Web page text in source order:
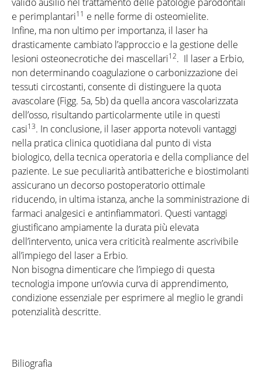
e perimplantari11 e nelle forme di osteomielite.
Infine, ma non ultimo per importanza, il laser ha
drasticamente cambiato l’approccio e la gestione delle
lesioni osteonecrotiche dei mascellari12. Il laser a Erbio,
non determinando coagulazione o carbonizzazione dei
tessuti circostanti, consente di distinguere la quota
avascolare (Figg. 5a, 5b) da quella ancora vascolarizzata
dell’osso, risultando particolarmente utile in questi
casi13. In conclusione, il laser apporta notevoli vantaggi
nella pratica clinica quotidiana dal punto di vista
biologico, della tecnica operatoria e della compliance del
paziente. Le sue peculiarità antibatteriche e biostimolanti
assicurano un decorso postoperatorio ottimale
riducendo, in ultima istanza, anche la somministrazione di
farmaci analgesici e antinfiammatori. Questi vantaggi
giustificano ampiamente la durata più elevata
dell’intervento, unica vera criticità realmente ascrivibile
all’impiego del laser a Erbio.
Non bisogna dimenticare che l’impiego di questa
tecnologia impone un’ovvia curva di apprendimento,
condizione essenziale per esprimere al meglio le grandi
potenzialità descritte.
Biliografia